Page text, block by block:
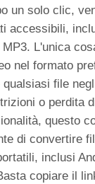
un solo clic,
accessibili,
L'unica
nel formato
file
o perdita
questo
di convertire
inclusi
copiare il